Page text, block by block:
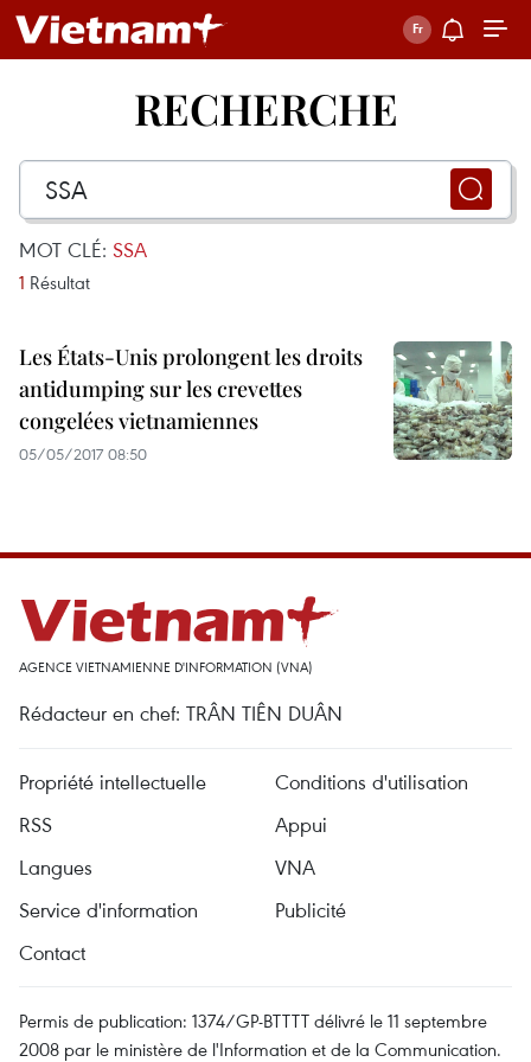
RECHERCHE
MOT CLÉ: SSA
1 Résultat
Les États-Unis prolongent les droits
antidumping sur les crevettes
congelées vietnamiennes
05/05/2017 08:50
AGENCE VIETNAMIENNE D'INFORMATION (VNA)
Rédacteur en chef: TRÂN TIÊN DUÂN
Propriété intellectuelle
Conditions d'utilisation
RSS
Appui
Langues
VNA
Service d'information
Publicité
Contact
Permis de publication: 1374/GP-BTTTT délivré le 11 septembre
2008 par le ministère de l'Information et de la Communication.